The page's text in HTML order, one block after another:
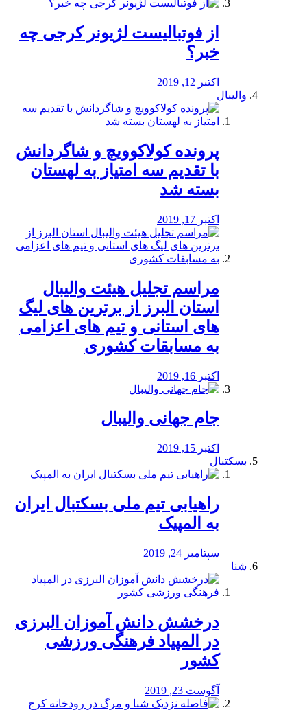
از فوتبالیست لژیونر کرجی چه
خبر؟
اکتبر 12, 2019
والیبال
پرونده کولاکوویچ و شاگردانش
با تقدیم سه امتیاز به لهستان
بسته شد
اکتبر 17, 2019
مراسم تجلیل هیئت والیبال
استان البرز از برترین های لیگ
های استانی و تیم های اعزامی
به مسابقات کشوری
اکتبر 16, 2019
جام جهانی والیبال
اکتبر 15, 2019
بسکتبال
راهیابی تیم ملی بسکتبال ایران
به المپیک
سپتامبر 24, 2019
شنا
درخشش دانش آموزان البرزی
در المپیاد فرهنگی ورزشی
کشور
آگوست 23, 2019